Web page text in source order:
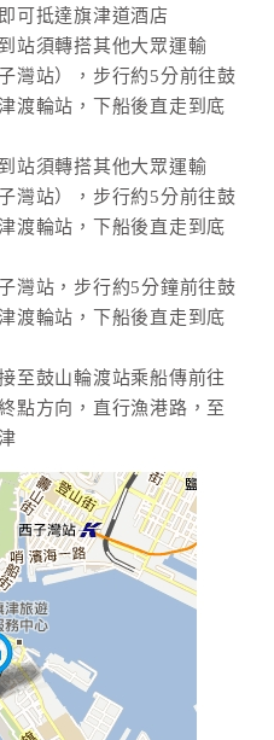
可抵達旗津道酒店
站須轉搭其他大眾運輸
灣站），步行約5分前往鼓
渡輪站，下船後直走到底
站須轉搭其他大眾運輸
灣站），步行約5分前往鼓
渡輪站，下船後直走到底
灣站，步行約5分鐘前往鼓
渡輪站，下船後直走到底
至鼓山輪渡站乘船傳前往
點方向，直行漁港路，至